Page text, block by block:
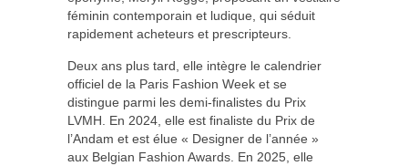
féminin contemporain et ludique, qui séduit
rapidement acheteurs et prescripteurs.
Deux ans plus tard, elle intègre le calendrier
officiel de la Paris Fashion Week et se
distingue parmi les demi-finalistes du Prix
LVMH. En 2024, elle est finaliste du Prix de
l’Andam et est élue « Designer de l’année »
aux Belgian Fashion Awards. En 2025, elle